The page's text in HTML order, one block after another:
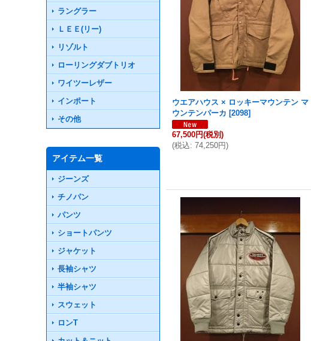
ラングラー
ＬＥＥ(リー)
リゾルト
ローリングダブトリオ
ワイツーレザー
インポート
その他
アイテム一覧
ジーンズ
チノパン
パンツ
ショートパンツ
ジャケット
長袖シャツ
半袖シャツ
スウェット
ロンT
ウエアハウス × ロッキーマウンテン マ
ウンテンパーカ [2098]
67,500円(税別)
(税込: 74,250円)